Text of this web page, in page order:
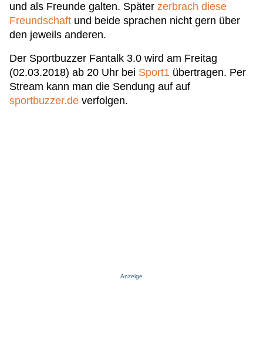
und als Freunde galten. Später zerbrach diese
Freundschaft und beide sprachen nicht gern über
den jeweils anderen.
Der Sportbuzzer Fantalk 3.0 wird am Freitag
(02.03.2018) ab 20 Uhr bei Sport1 übertragen. Per
Stream kann man die Sendung auf auf
sportbuzzer.de verfolgen.
Anzeige